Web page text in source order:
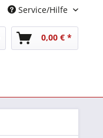
Service/Hilfe
0,00 € *